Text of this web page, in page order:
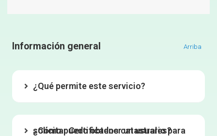
Información general Arriba
¿Qué permite este servicio?
¿Cómo puedo obtener un usuario para solicitar Certificados catastrales?